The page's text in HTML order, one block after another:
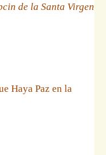
de la Santa Virgen
Haya Paz en la